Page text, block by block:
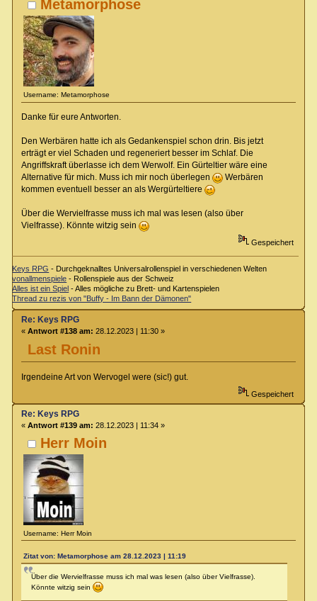
Metamorphose
Username: Metamorphose
Danke für eure Antworten.
Den Werbären hatte ich als Gedankenspiel schon drin. Bis jetzt
erträgt er viel Schaden und regeneriert besser im Schlaf. Die
Angriffskraft überlasse ich dem Werwolf. Ein Gürteltier wäre eine
Alternative für mich. Muss ich mir noch überlegen
Werbären
kommen eventuell besser an als Wergürteltiere
Über die Wervielfrasse muss ich mal was lesen (also über
Vielfrasse). Könnte witzig sein
Gespeichert
Keys RPG - Durchgeknalltes Universalrollenspiel in verschiedenen Welten
vonallmenspiele - Rollenspiele aus der Schweiz
Alles ist ein Spiel - Alles mögliche zu Brett- und Kartenspielen
Thread zu rezis von "Buffy - Im Bann der Dämonen"
Last Ronin
Re: Keys RPG
« Antwort #138 am: 28.12.2023 | 11:30 »
Irgendeine Art von Wervogel were (sic!) gut.
Gespeichert
Herr Moin
Username: Herr Moin
Re: Keys RPG
« Antwort #139 am: 28.12.2023 | 11:34 »
Zitat von: Metamorphose am 28.12.2023 | 11:19
Über die Wervielfrasse muss ich mal was lesen (also über Vielfrasse).
Könnte witzig sein